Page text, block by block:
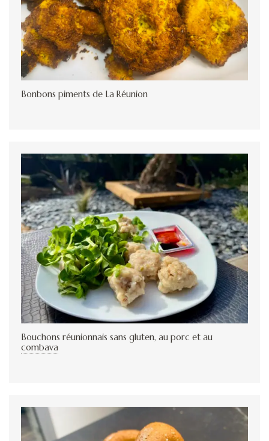
Bonbons piments de La Réunion
Bouchons réunionnais sans gluten, au porc et au
combava